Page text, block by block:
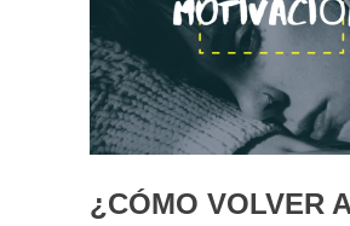
¿CÓMO VOLVER A